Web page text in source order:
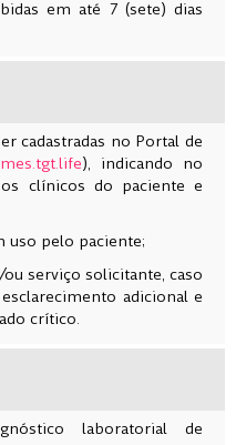
em até 7 (sete) dias
cadastradas no Portal de
), indicando no
clínicos do paciente e
uso pelo paciente;
serviço solicitante, caso
adicional e
crítico.
laboratorial de